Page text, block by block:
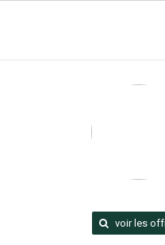
voir les